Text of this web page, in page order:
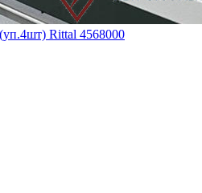
Rittal 4568000